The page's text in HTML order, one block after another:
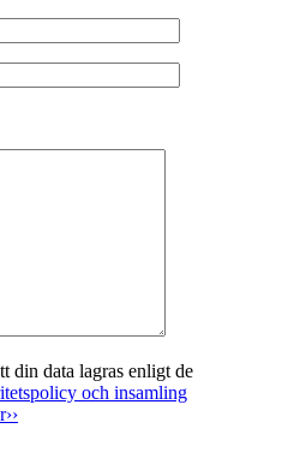
din data lagras enligt de
och insamling